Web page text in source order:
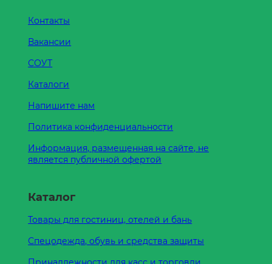
Контакты
Вакансии
СОУТ
Каталоги
Напишите нам
Политика конфиденциальности
Информация, размещенная на сайте, не
является публичной офертой
Каталог
Товары для гостиниц, отелей и бань
Спецодежда, обувь и средства защиты